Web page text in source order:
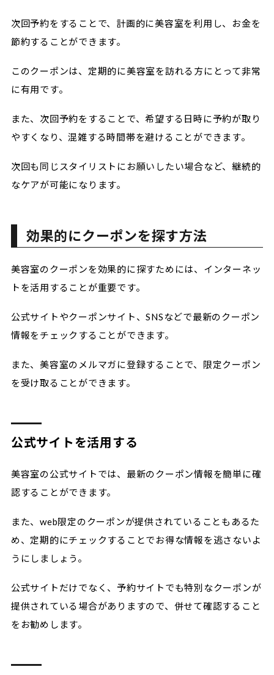
次回予約をすることで、計画的に美容室を利用し、お金を
節約することができます。
このクーポンは、定期的に美容室を訪れる方にとって非常
に有用です。
また、次回予約をすることで、希望する日時に予約が取り
やすくなり、混雑する時間帯を避けることができます。
次回も同じスタイリストにお願いしたい場合など、継続的
なケアが可能になります。
効果的にクーポンを探す方法
美容室のクーポンを効果的に探すためには、インターネッ
トを活用することが重要です。
公式サイトやクーポンサイト、SNSなどで最新のクーポン
情報をチェックすることができます。
また、美容室のメルマガに登録することで、限定クーポン
を受け取ることができます。
公式サイトを活用する
美容室の公式サイトでは、最新のクーポン情報を簡単に確
認することができます。
また、web限定のクーポンが提供されていることもあるた
め、定期的にチェックすることでお得な情報を逃さないよ
うにしましょう。
公式サイトだけでなく、予約サイトでも特別なクーポンが
提供されている場合がありますので、併せて確認すること
をお勧めします。